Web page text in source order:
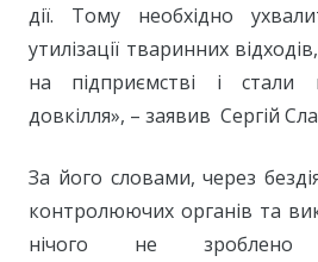
дії. Тому необхідно
утилізації тваринних
на підприємстві і стали
довкілля», – заявив Сергій
За його словами, через
контролюючих органів та
нічого не зроблено